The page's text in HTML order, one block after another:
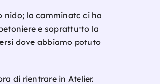
nido; la camminata ci ha
e soprattutto la
dove abbiamo potuto
di rientrare in Atelier.